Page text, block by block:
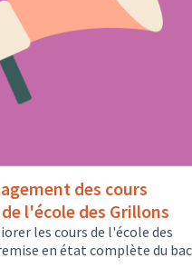
des cours
l'école des Grillons
les cours de l'école des
en état complète du